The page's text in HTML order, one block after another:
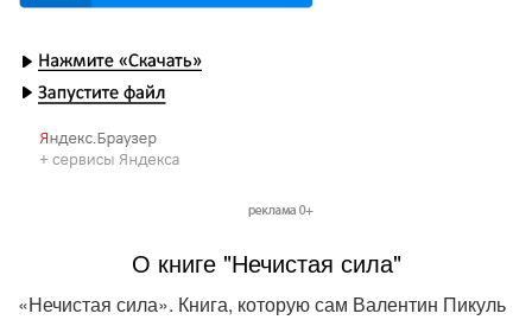
О книге "Нечистая сила"
«Нечистая сила». Книга, которую сам Валентин Пикуль